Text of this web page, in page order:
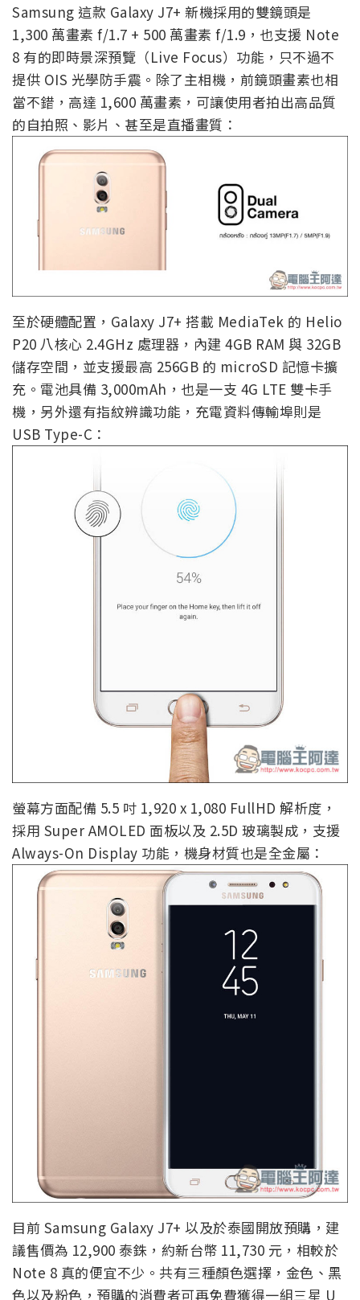
Samsung 這款 Galaxy J7+ 新機採用的雙鏡頭是
1,300 萬畫素 f/1.7 + 500 萬畫素 f/1.9，也支援 Note
8 有的即時景深預覽（Live Focus）功能，只不過不
提供 OIS 光學防手震。除了主相機，前鏡頭畫素也相
當不錯，高達 1,600 萬畫素，可讓使用者拍出高品質
的自拍照、影片、甚至是直播畫質：
至於硬體配置，Galaxy J7+ 搭載 MediaTek 的 Helio
P20 八核心 2.4GHz 處理器，內建 4GB RAM 與 32GB
儲存空間，並支援最高 256GB 的 microSD 記憶卡擴
充。電池具備 3,000mAh，也是一支 4G LTE 雙卡手
機，另外還有指紋辨識功能，充電資料傳輸埠則是
USB Type-C：
螢幕方面配備 5.5 吋 1,920 x 1,080 FullHD 解析度，
採用 Super AMOLED 面板以及 2.5D 玻璃製成，支援
Always-On Display 功能，機身材質也是全金屬：
目前 Samsung Galaxy J7+ 以及於泰國開放預購，建
議售價為 12,900 泰銖，約新台幣 11,730 元，相較於
Note 8 真的便宜不少。共有三種顏色選擇，金色、黑
色以及粉色，預購的消費者可再免費獲得一組三星 U